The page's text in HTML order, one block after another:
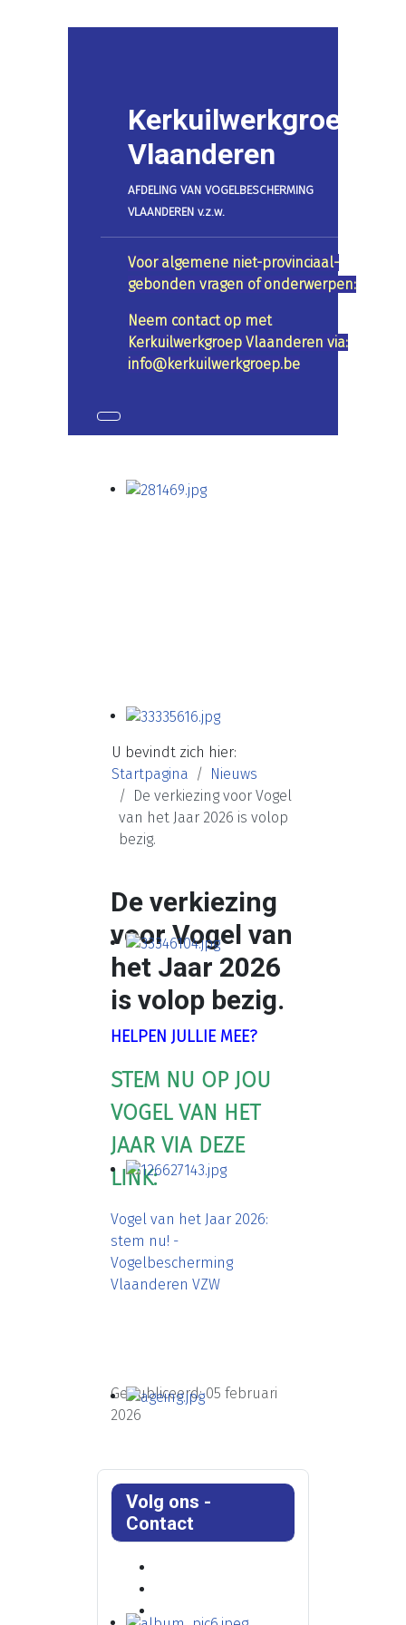
Kerkuilwerkgroep
Vlaanderen
AFDELING VAN VOGELBESCHERMING
VLAANDEREN v.z.w.
Voor algemene niet-provinciaal-
gebonden vragen of onderwerpen:
Neem contact op met
Kerkuilwerkgroep Vlaanderen via:
info@kerkuilwerkgroep.be
U bevindt zich hier:
Startpagina
Nieuws
De verkiezing voor Vogel
van het Jaar 2026 is volop
bezig.
De verkiezing
voor Vogel van
het Jaar 2026
is volop bezig.
HELPEN JULLIE MEE?
STEM NU OP JOU
VOGEL VAN HET
JAAR VIA DEZE
LINK:
Vogel van het Jaar 2026:
stem nu! -
Vogelbescherming
Vlaanderen VZW
Gepubliceerd: 05 februari
2026
Volg ons -
Contact